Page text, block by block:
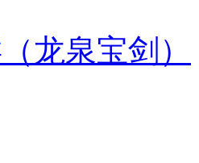
龙泉宝剑）